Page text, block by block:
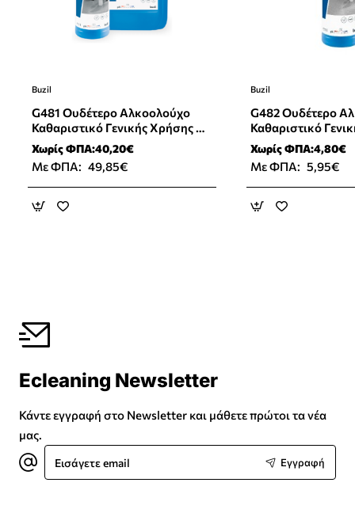
Buzil
G481 Oυδέτερο Αλκοολούχο
Καθαριστικό Γενικής Χρήσης Με
Άρωμα Κίτρο 10L
Χωρίς ΦΠΑ:40,20€
Με ΦΠΑ: 49,85€
Buzil
G482 Oυδέτερο
Καθαριστικό
Άρωμα Πορτοκάλι
Χωρίς ΦΠΑ:4,80€
Με ΦΠΑ: 5,95€
Ecleaning Newsletter
Κάντε εγγραφή στο Newsletter και μάθετε πρώτοι τα νέα
μας.
Εισάγετε
email
Εγγραφή